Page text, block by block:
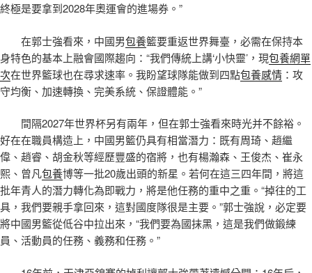
終極是要拿到2028年奧運會的進場券。”
在郭士強看來，中國男包養籃要重返世界舞臺，必需在保持本
身特色的基本上融會國際趨向：“我們傳統上講‘小快靈’，現包養網單
次在世界籃球也在尋求速率。我盼望球隊能做到四點包養感情 ：攻
守均衡、加速轉換、完美系統、保證體能。”
間隔2027年世界杯另有兩年，但在郭士強看來時光并不餘裕。
好在在職員構造上，中國男籃仍具有相當潛力：既有周琦、趙繼
偉、趙睿、胡金秋等經歷豐盛的宿將，也有楊瀚森、王俊杰、崔永
熙、曾凡包養博等一批20歲出頭的新星。若何在這三四年間，將這
批年青人的潛力轉化為即戰力，將是他任務的重中之重。“掉往的工
具，我們要親手拿回來，這對國度隊很是主要。”郭士強說，必定要
將中國男籃從低谷中拉出來，“我們要為國抹黑，這是我們做鍛練
員、活動員的任務、義務和任務。”